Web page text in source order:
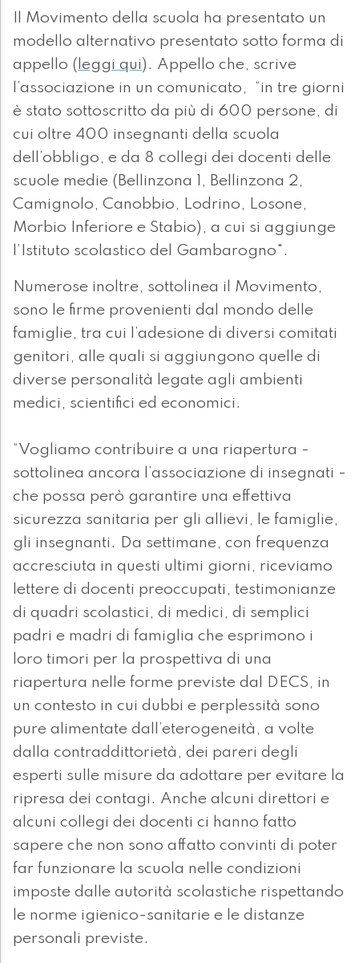
Il Movimento della scuola ha presentato un
modello alternativo presentato sotto forma di
appello (leggi qui). Appello che, scrive
l’associazione in un comunicato, “in tre giorni
è stato sottoscritto da più di 600 persone, di
cui oltre 400 insegnanti della scuola
dell’obbligo, e da 8 collegi dei docenti delle
scuole medie (Bellinzona 1, Bellinzona 2,
Camignolo, Canobbio, Lodrino, Losone,
Morbio Inferiore e Stabio), a cui si aggiunge
l’Istituto scolastico del Gambarogno".
Numerose inoltre, sottolinea il Movimento,
sono le firme provenienti dal mondo delle
famiglie, tra cui l’adesione di diversi comitati
genitori, alle quali si aggiungono quelle di
diverse personalità legate agli ambienti
medici, scientifici ed economici.
“Vogliamo contribuire a una riapertura -
sottolinea ancora l’associazione di insegnati -
che possa però garantire una effettiva
sicurezza sanitaria per gli allievi, le famiglie,
gli insegnanti. Da settimane, con frequenza
accresciuta in questi ultimi giorni, riceviamo
lettere di docenti preoccupati, testimonianze
di quadri scolastici, di medici, di semplici
padri e madri di famiglia che esprimono i
loro timori per la prospettiva di una
riapertura nelle forme previste dal DECS, in
un contesto in cui dubbi e perplessità sono
pure alimentate dall’eterogeneità, a volte
dalla contraddittorietà, dei pareri degli
esperti sulle misure da adottare per evitare la
ripresa dei contagi. Anche alcuni direttori e
alcuni collegi dei docenti ci hanno fatto
sapere che non sono affatto convinti di poter
far funzionare la scuola nelle condizioni
imposte dalle autorità scolastiche rispettando
le norme igienico-sanitarie e le distanze
personali previste.